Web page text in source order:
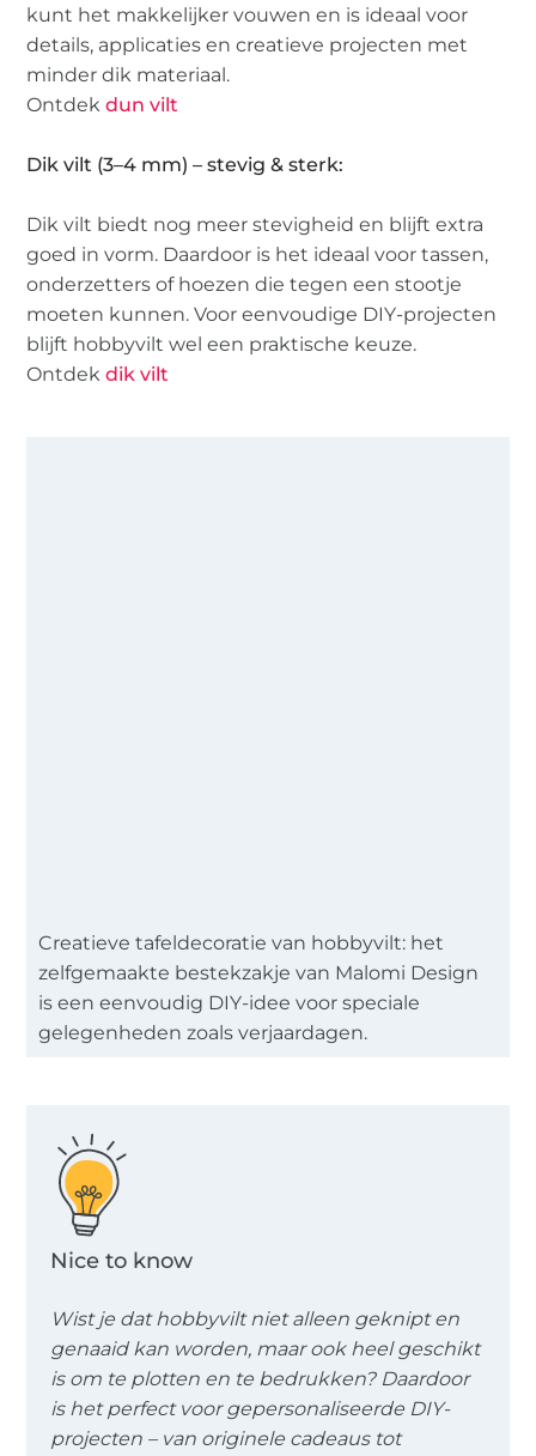
kunt het makkelijker vouwen en is ideaal voor
details, applicaties en creatieve projecten met
minder dik materiaal.
Ontdekdun vilt
Dik vilt (3–4 mm) – stevig & sterk:
Dik vilt biedt nog meer stevigheid en blijft extra
goed in vorm. Daardoor is het ideaal voor tassen,
onderzetters of hoezen die tegen een stootje
moeten kunnen. Voor eenvoudige DIY-projecten
blijft hobbyvilt wel een praktische keuze.
Ontdekdik vilt
Creatieve tafeldecoratie van hobbyvilt: het
zelfgemaakte bestekzakje van Malomi Design
is een eenvoudig DIY-idee voor speciale
gelegenheden zoals verjaardagen.
Nice to know
Wist je dat hobbyvilt niet alleen geknipt en
genaaid kan worden, maar ook heel geschikt
is om te plotten en te bedrukken? Daardoor
is het perfect voor gepersonaliseerde DIY-
projecten – van originele cadeaus tot